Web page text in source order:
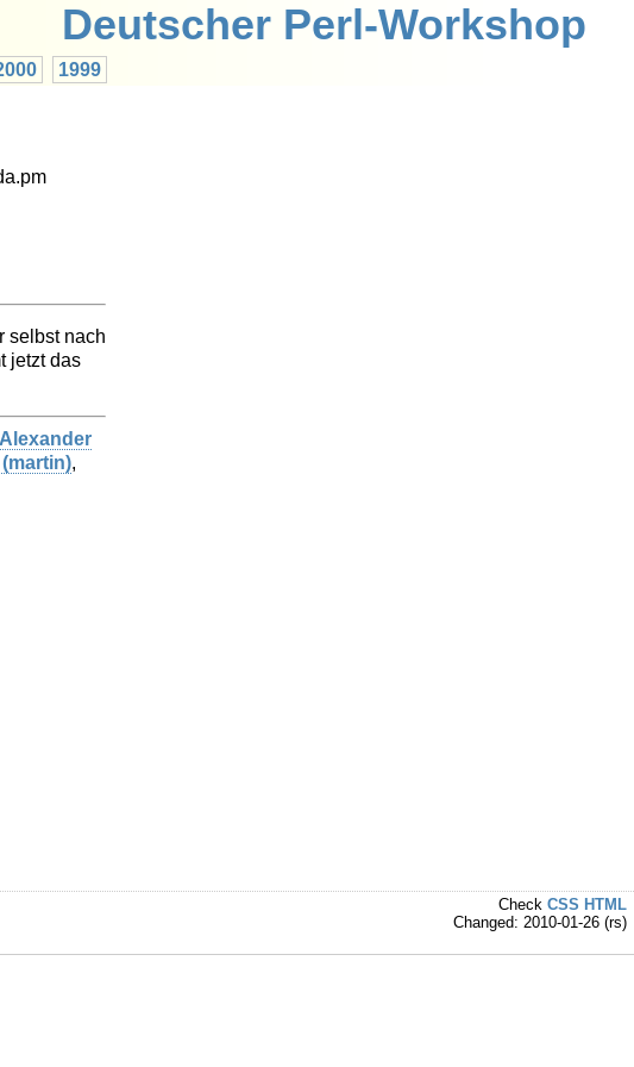
Deutscher Perl-Workshop
1999
selbst nach
jetzt das
Alexander
,
Check CSS HTML
Changed: 2010-01-26 (rs)